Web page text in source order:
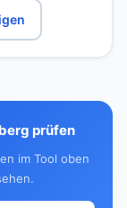
prüfen
im Tool oben